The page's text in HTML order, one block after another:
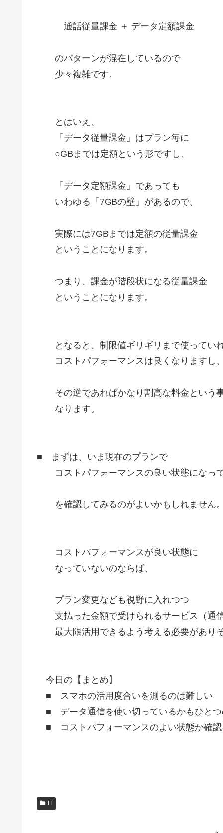
通話従量課金 ＋ データ定額課金
のパターンが混在しているので
少々複雑です。
とはいえ、
「データ従量課金」はプラン毎に
○GBまでは定額という形ですし、
「データ定額課金」であっても
いわゆる「7GBの壁」があるので、
実際には7GBまでは定額の従量課金
ということになります。
つまり、課金が階段状になる従量課金
ということになります。
となると、制限値ギリギリまで使ってい
コストパフォーマンスは良くなりますし
その逆であればかなり割高な料金という
なります。
■ まずは、いま現在のプランで
コストパフォーマンスの良い状態になっ
を確認してみるのがよいかもしれません
コストパフォーマンスが良い状態に
なっていないのならば、
プラン変更なども視野に入れつつ
支払った金額で受けられるサービス（通
最大限活用できるよう考える必要があり
今日の【まとめ】
■ スマホの活用度合いを測るのは難しい
■ データ通信を使い切っているかもひとつ
■ コストパフォーマンスのよい状態か確
IT